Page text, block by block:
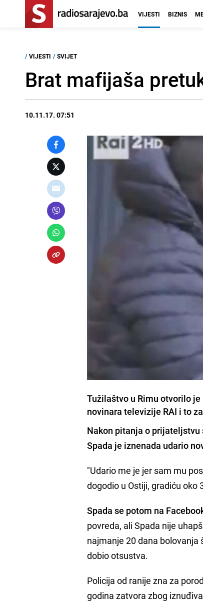
VIJESTI BIZNIS
/ VIJESTI / SVIJET
Brat mafijaša
10.11.17. 07:51
Tužilaštvo u Rimu otvorilo
novinara televizije RAI i to
Nakon pitanja o
Spada je iznenada udario
"Udario me je jer sam mu
dogodio u Ostiji, gradiću oko
Spada se potom na
povreda, ali Spada nije
najmanje 20 dana
dobio otsustva.
Policija od ranije zna za
godina zatvora zbog